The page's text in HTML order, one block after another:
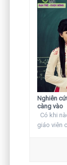
Nghiên
càng vào
Có khi
giáo viên